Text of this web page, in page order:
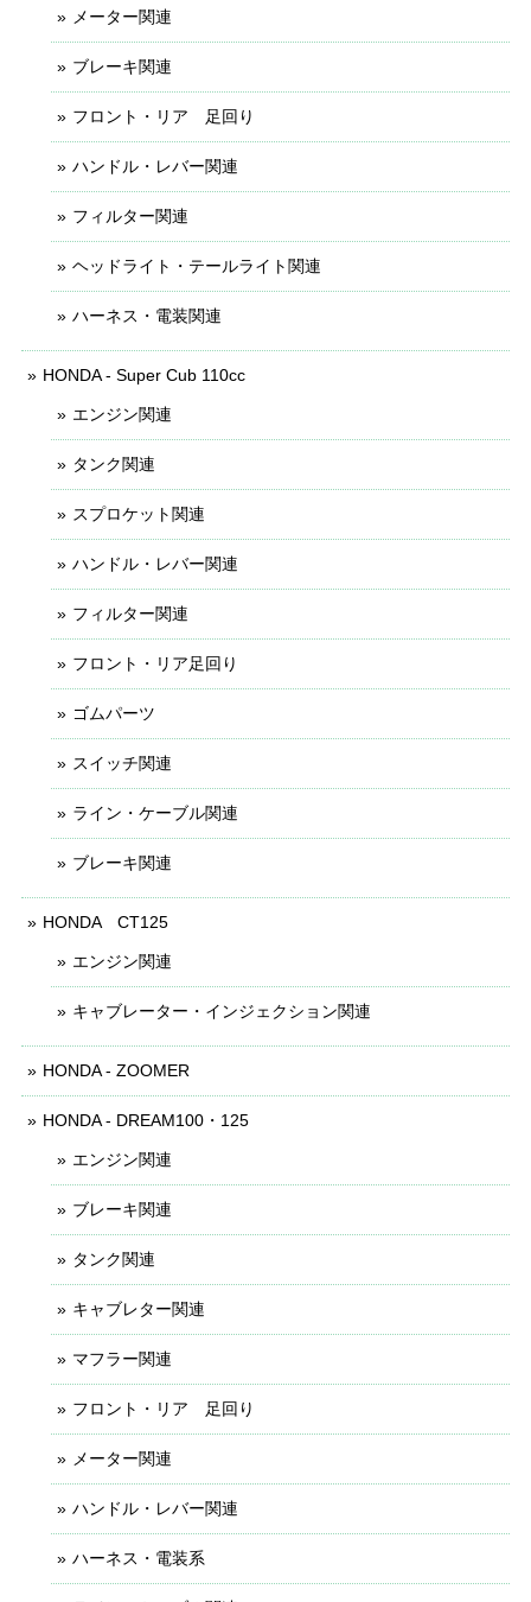
メーター関連
ブレーキ関連
フロント・リア 足回り
ハンドル・レバー関連
フィルター関連
ヘッドライト・テールライト関連
ハーネス・電装関連
HONDA - Super Cub 110cc
エンジン関連
タンク関連
スプロケット関連
ハンドル・レバー関連
フィルター関連
フロント・リア足回り
ゴムパーツ
スイッチ関連
ライン・ケーブル関連
ブレーキ関連
HONDA CT125
エンジン関連
キャブレーター・インジェクション関連
HONDA - ZOOMER
HONDA - DREAM100・125
エンジン関連
ブレーキ関連
タンク関連
キャブレター関連
マフラー関連
フロント・リア 足回り
メーター関連
ハンドル・レバー関連
ハーネス・電装系